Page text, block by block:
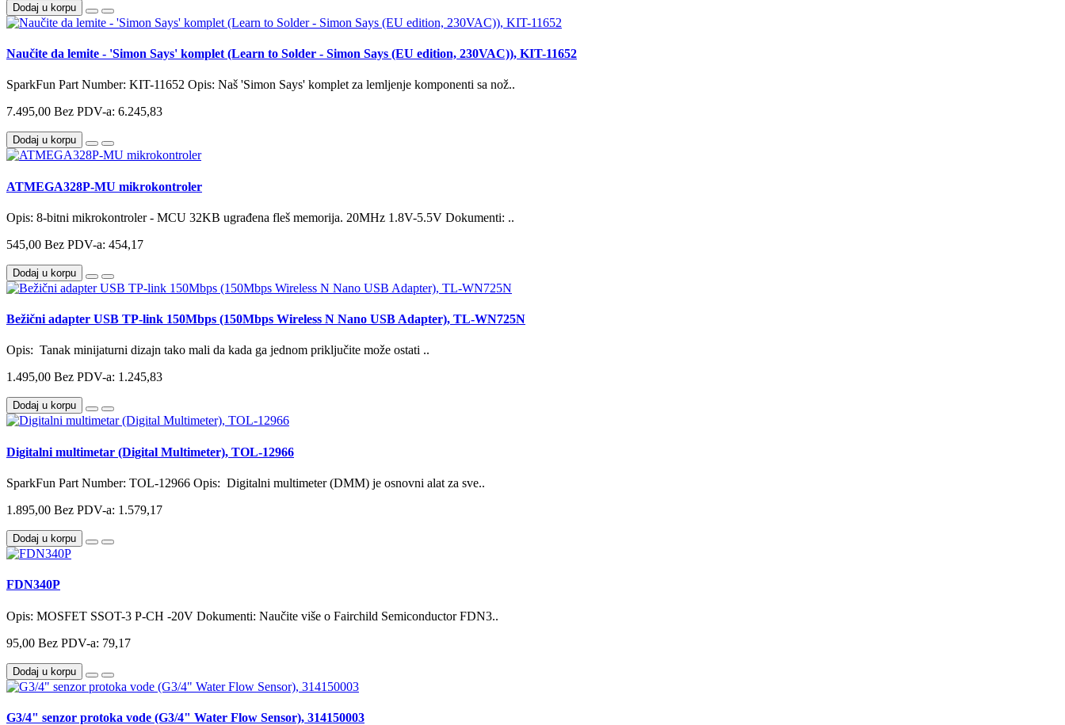
Dodaj u korpu
Naučite da lemite - 'Simon Says' komplet (Learn to Solder - Simon Says (EU edition, 230VAC)), KIT-11652
SparkFun Part Number: KIT-11652 Opis: Naš 'Simon Says' komplet za lemljenje komponenti sa nož..
7.495,00 Bez PDV-a: 6.245,83
Dodaj u korpu
ATMEGA328P-MU mikrokontroler
Opis: 8-bitni mikrokontroler - MCU 32KB ugrađena fleš memorija. 20MHz 1.8V-5.5V Dokumenti: ..
545,00 Bez PDV-a: 454,17
Dodaj u korpu
Bežični adapter USB TP-link 150Mbps (150Mbps Wireless N Nano USB Adapter), TL-WN725N
Opis: Tanak minijaturni dizajn tako mali da kada ga jednom priključite može ostati ..
1.495,00 Bez PDV-a: 1.245,83
Dodaj u korpu
Digitalni multimetar (Digital Multimeter), TOL-12966
SparkFun Part Number: TOL-12966 Opis: Digitalni multimeter (DMM) je osnovni alat za sve..
1.895,00 Bez PDV-a: 1.579,17
Dodaj u korpu
FDN340P
Opis: MOSFET SSOT-3 P-CH -20V Dokumenti: Naučite više o Fairchild Semiconductor FDN3..
95,00 Bez PDV-a: 79,17
Dodaj u korpu
G3/4" senzor protoka vode (G3/4" Water Flow Sensor), 314150003